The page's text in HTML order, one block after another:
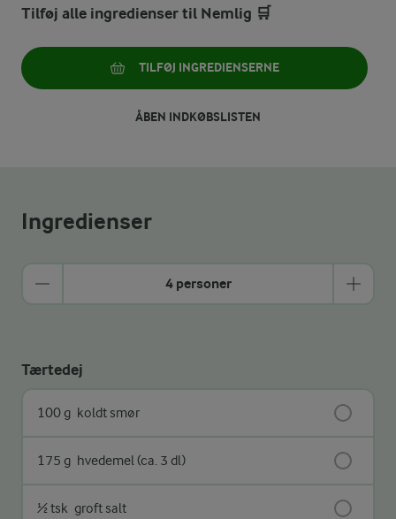
Tilføj alle ingredienser til Nemlig 🛒
TILFØJ INGREDIENSERNE
ÅBEN INDKØBSLISTEN
Ingredienser
4 personer
Tærtedej
100 g koldt smør
175 g hvedemel (ca. 3 dl)
½ tsk groft salt